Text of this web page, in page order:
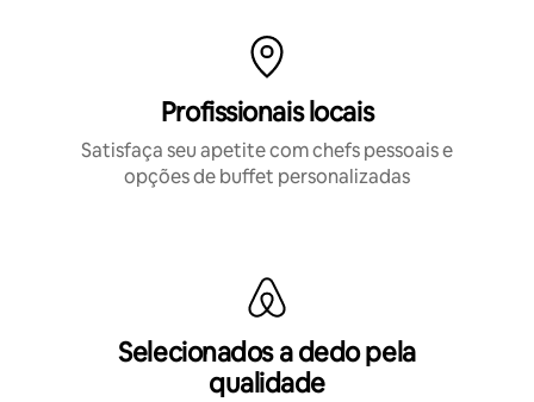
Profissionais locais
Satisfaça seu apetite com chefs pessoais e
opções de buffet personalizadas
Selecionados a dedo pela
qualidade